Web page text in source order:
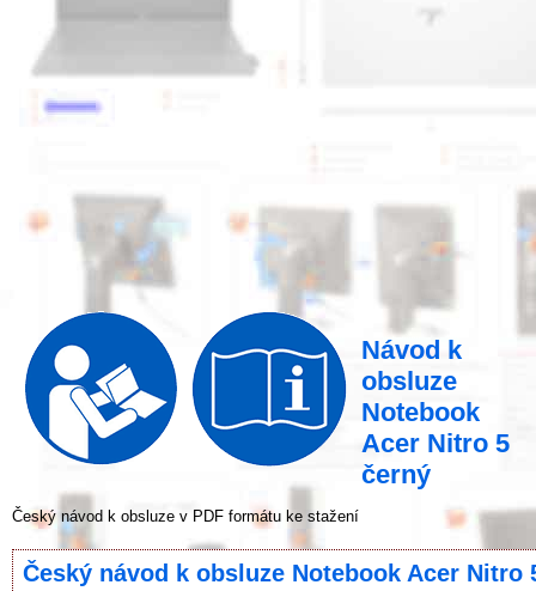
Návod k
obsluze
Notebook
Acer Nitro 5
černý
Český návod k obsluze v PDF formátu ke stažení
Český návod k obsluze Notebook Acer Nitro